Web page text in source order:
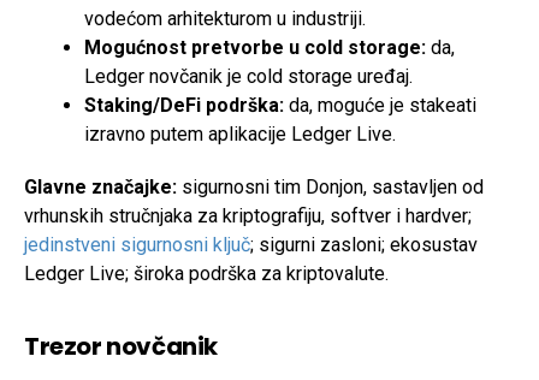
vodećom arhitekturom u industriji.
Mogućnost pretvorbe u cold storage: da,
Ledger novčanik je cold storage uređaj.
Staking/DeFi podrška: da, moguće je stakeati
izravno putem aplikacije Ledger Live.
Glavne značajke: sigurnosni tim Donjon, sastavljen od
vrhunskih stručnjaka za kriptografiju, softver i hardver;
jedinstveni sigurnosni ključ; sigurni zasloni; ekosustav
Ledger Live; široka podrška za kriptovalute.
Trezor novčanik